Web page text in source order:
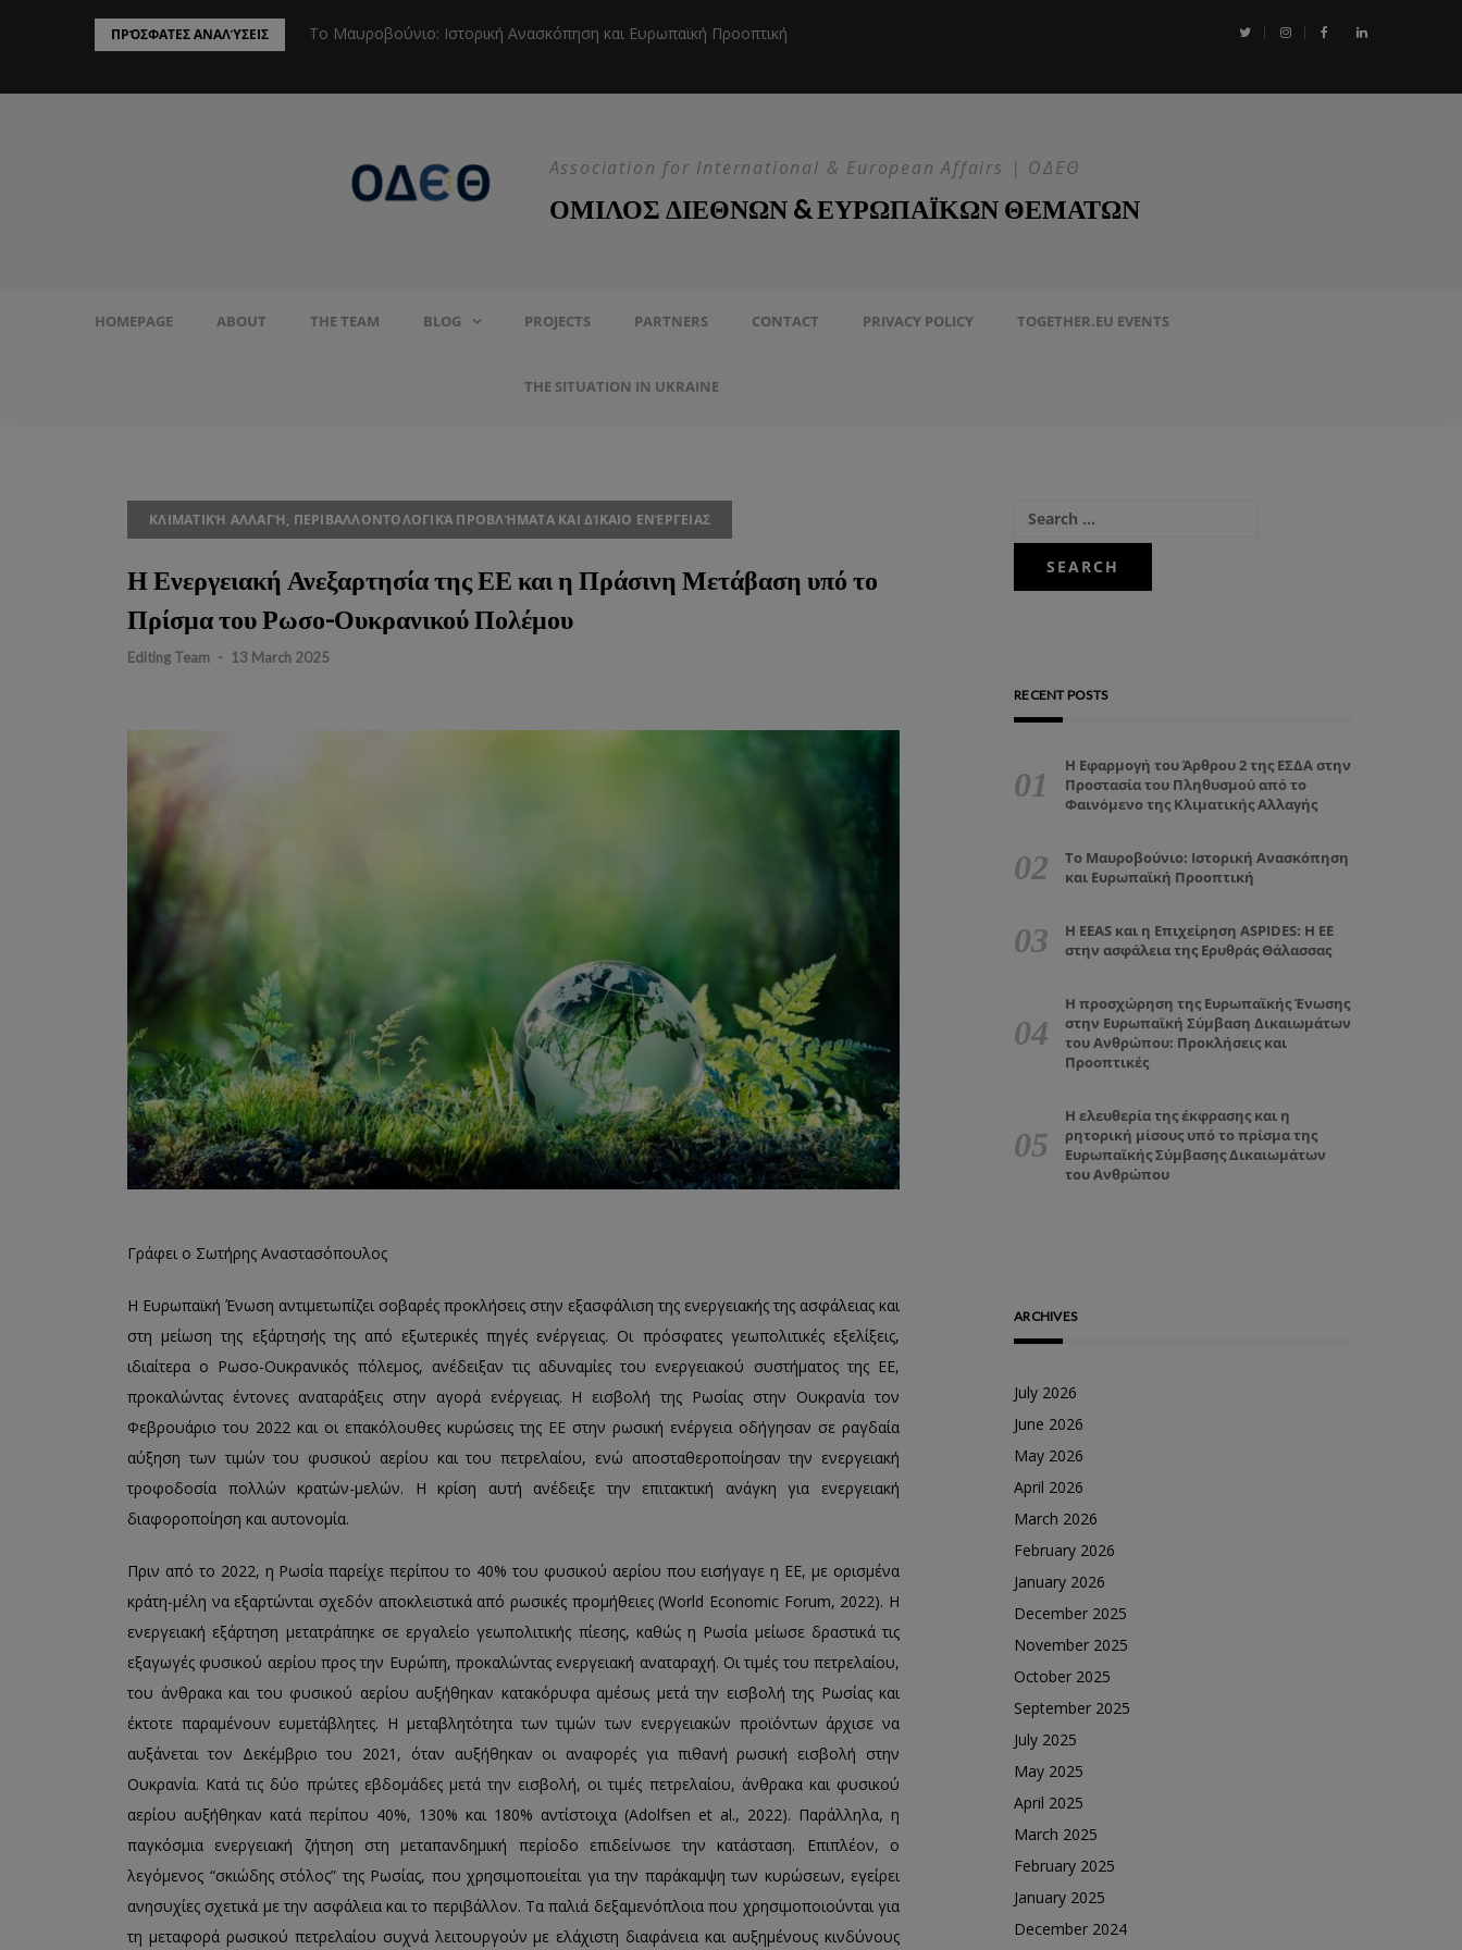
ΠΡΌΣΦΑΤΕΣ ΑΝΑΛΎΣΕΙΣ
Προστασία του Πληθυσμού από το Το Μαυροβούνιο: Ιστορική Ανασκόπηση και Ευρωπαϊκή Προοπτική Η EEAS και η Επιχείρηση ASPIDES: Η ΕΕ στην ασφάλεια της Ερυθράς
Association for International & European Affairs | ΟΔΕΘ
ΟΜΙΛΟΣ ΔΙΕΘΝΩΝ & ΕΥΡΩΠΑΪΚΩΝ ΘΕΜΑΤΩΝ
HOMEPAGE ABOUT THE TEAM BLOG PROJECTS PARTNERS CONTACT PRIVACY POLICY TOGETHER.EU EVENTS
THE SITUATION IN UKRAINE
ΚΛΙΜΑΤΙΚΉ ΑΛΛΑΓΉ, ΠΕΡΙΒΑΛΛΟΝΤΟΛΟΓΙΚΆ ΠΡΟΒΛΉΜΑΤΑ ΚΑΙ ΔΊΚΑΙΟ ΕΝΈΡΓΕΙΑΣ
Η Ενεργειακή Ανεξαρτησία της ΕΕ και η Πράσινη Μετάβαση υπό το
Πρίσμα του Ρωσο-Ουκρανικού Πολέμου
Editing Team - 13 March 2025
Γράφει ο Σωτήρης Αναστασόπουλος
Η Ευρωπαϊκή Ένωση αντιμετωπίζει σοβαρές προκλήσεις στην εξασφάλιση της ενεργειακής της ασφάλειας και
στη μείωση της εξάρτησής της από εξωτερικές πηγές ενέργειας. Οι πρόσφατες γεωπολιτικές εξελίξεις,
ιδιαίτερα ο Ρωσο-Ουκρανικός πόλεμος, ανέδειξαν τις αδυναμίες του ενεργειακού συστήματος της ΕΕ,
προκαλώντας έντονες αναταράξεις στην αγορά ενέργειας. Η εισβολή της Ρωσίας στην Ουκρανία τον
Φεβρουάριο του 2022 και οι επακόλουθες κυρώσεις της ΕΕ στην ρωσική ενέργεια οδήγησαν σε ραγδαία
αύξηση των τιμών του φυσικού αερίου και του πετρελαίου, ενώ αποσταθεροποίησαν την ενεργειακή
τροφοδοσία πολλών κρατών-μελών. Η κρίση αυτή ανέδειξε την επιτακτική ανάγκη για ενεργειακή
διαφοροποίηση και αυτονομία.
Πριν από το 2022, η Ρωσία παρείχε περίπου το 40% του φυσικού αερίου που εισήγαγε η ΕΕ, με ορισμένα
κράτη-μέλη να εξαρτώνται σχεδόν αποκλειστικά από ρωσικές προμήθειες (World Economic Forum, 2022). Η
ενεργειακή εξάρτηση μετατράπηκε σε εργαλείο γεωπολιτικής πίεσης, καθώς η Ρωσία μείωσε δραστικά τις
εξαγωγές φυσικού αερίου προς την Ευρώπη, προκαλώντας ενεργειακή αναταραχή. Οι τιμές του πετρελαίου,
του άνθρακα και του φυσικού αερίου αυξήθηκαν κατακόρυφα αμέσως μετά την εισβολή της Ρωσίας και
έκτοτε παραμένουν ευμετάβλητες. Η μεταβλητότητα των τιμών των ενεργειακών προϊόντων άρχισε να
αυξάνεται τον Δεκέμβριο του 2021, όταν αυξήθηκαν οι αναφορές για πιθανή ρωσική εισβολή στην
Ουκρανία. Κατά τις δύο πρώτες εβδομάδες μετά την εισβολή, οι τιμές πετρελαίου, άνθρακα και φυσικού
αερίου αυξήθηκαν κατά περίπου 40%, 130% και 180% αντίστοιχα (Adolfsen et al., 2022). Παράλληλα, η
παγκόσμια ενεργειακή ζήτηση στη μεταπανδημική περίοδο επιδείνωσε την κατάσταση. Επιπλέον, ο
λεγόμενος “σκιώδης στόλος” της Ρωσίας, που χρησιμοποιείται για την παράκαμψη των κυρώσεων, εγείρει
ανησυχίες σχετικά με την ασφάλεια και το περιβάλλον. Τα παλιά δεξαμενόπλοια που χρησιμοποιούνται για
τη μεταφορά ρωσικού πετρελαίου συχνά λειτουργούν με ελάχιστη διαφάνεια και αυξημένους κινδύνους
RECENT POSTS
Η Εφαρμογή του Άρθρου 2 της ΕΣΔΑ στην
Προστασία του Πληθυσμού από το
Φαινόμενο της Κλιματικής Αλλαγής
Το Μαυροβούνιο: Ιστορική Ανασκόπηση
και Ευρωπαϊκή Προοπτική
Η EEAS και η Επιχείρηση ASPIDES: Η ΕΕ
στην ασφάλεια της Ερυθράς Θάλασσας
Η προσχώρηση της Ευρωπαϊκής Ένωσης
στην Ευρωπαϊκή Σύμβαση Δικαιωμάτων
του Ανθρώπου: Προκλήσεις και
Προοπτικές
Η ελευθερία της έκφρασης και η
ρητορική μίσους υπό το πρίσμα της
Ευρωπαϊκής Σύμβασης Δικαιωμάτων
του Ανθρώπου
ARCHIVES
July 2026
June 2026
May 2026
April 2026
March 2026
February 2026
January 2026
December 2025
November 2025
October 2025
September 2025
July 2025
May 2025
April 2025
March 2025
February 2025
January 2025
December 2024